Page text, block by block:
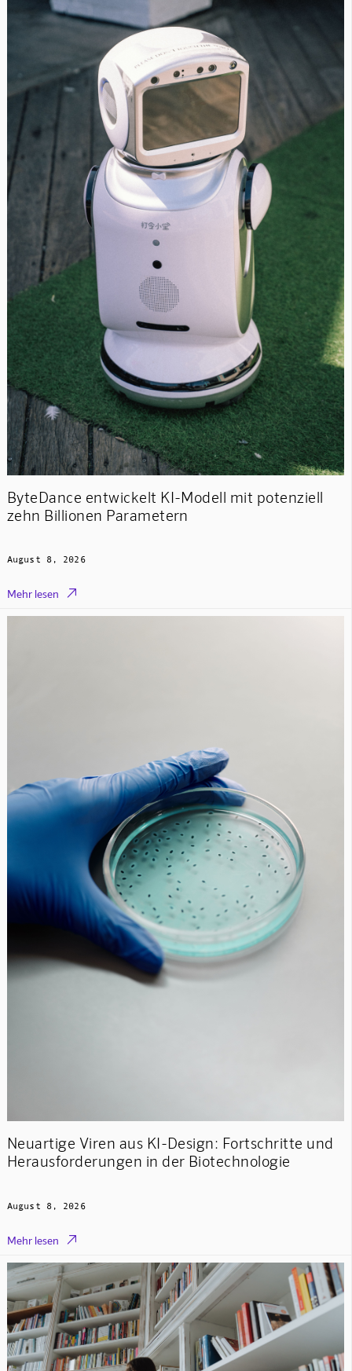
ByteDance entwickelt KI-Modell mit potenziell
zehn Billionen Parametern
August 8, 2026
Mehr lesen 
Neuartige Viren aus KI-Design: Fortschritte und
Herausforderungen in der Biotechnologie
August 8, 2026
Mehr lesen 